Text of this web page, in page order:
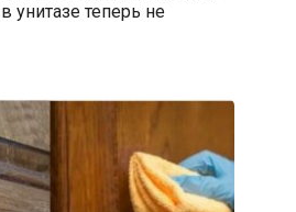
унитазе теперь не